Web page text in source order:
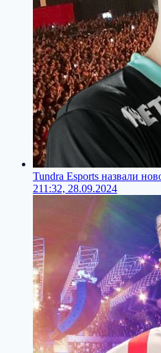
Tundra Esports назвали
211:32, 28.09.2024